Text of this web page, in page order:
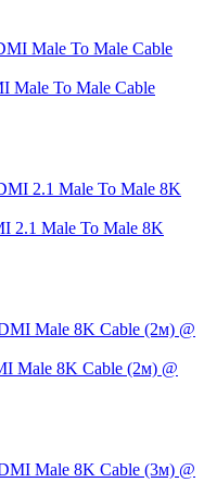
Male To Male Cable
2.1 Male To Male 8K
Male 8K Cable (2м) @